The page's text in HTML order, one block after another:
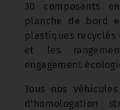
30 composants
planche de bord
plastiques recyclés
et les
engagement
Tous nos
d'homologation